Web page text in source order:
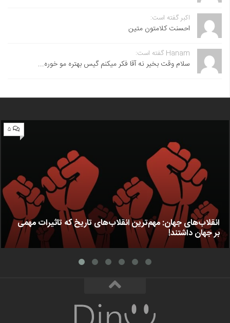
اکبر گفته است:
احسنت ‌کلامتون متین
Hanam گفته است:
سلام وقت بخیر نه آقا فکر میکنم گیس بهتره مو خوره...
۵
انقلاب‌های جهان: مهم‌ترین انقلاب‌های تاریخ که تاثیرات مهمی
بر جهان داشتند!